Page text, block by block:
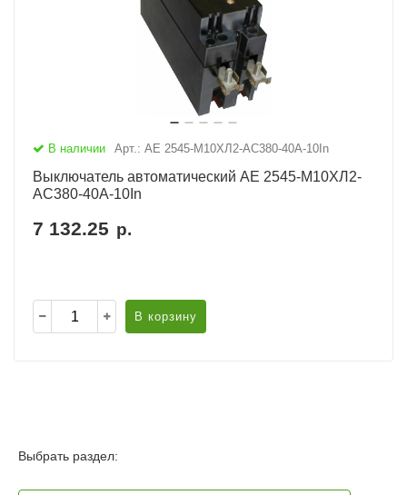
В наличии Арт.: АЕ 2545-М10ХЛ2-AC380-40А-10In
Выключатель автоматический АЕ 2545-М10ХЛ2-
AC380-40А-10In
7 132.25 р.
В корзину
Выбрать раздел: